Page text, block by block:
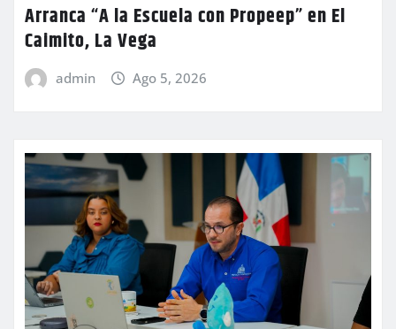
Arranca “A la Escuela con Propeep” en El
Caimito, La Vega
admin Ago 5, 2026